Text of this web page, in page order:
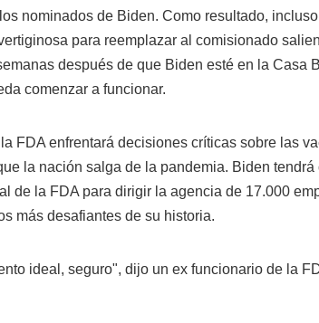
nominados de Biden. Como resultado,
para reemplazar al comisionado
después de que Biden esté en la Casa
comenzar a funcionar.
FDA enfrentará decisiones críticas sobre las
la nación salga de la pandemia. Biden
de la FDA para dirigir la agencia de 17.000
más desafiantes de su historia.
ideal, seguro", dijo un ex funcionario de la